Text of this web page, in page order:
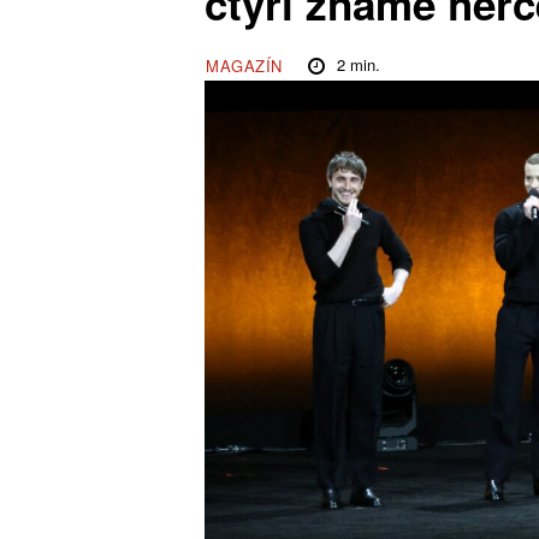
MAGAZÍN 2min.